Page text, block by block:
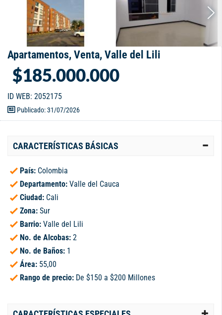
Apartamentos, Venta, Valle del Lili
$185.000.000
ID WEB: 2052175
Publicado: 31/07/2026
CARACTERÍSTICAS BÁSICAS
País: Colombia
Departamento: Valle del Cauca
Ciudad: Cali
Zona: Sur
Barrio: Valle del Lili
No. de Alcobas: 2
No. de Baños: 1
Área: 55,00
Rango de precio: De $150 a $200 Millones